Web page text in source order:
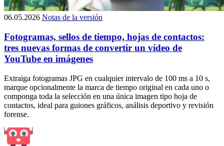
06.05.2026 Notas de la versión
tres nuevas formas de convertir un vídeo de
YouTube en imágenes
marque opcionalmente la marca de tiempo original en cada uno o
componga toda la selección en una única imagen tipo hoja de
contactos, ideal para guiones gráficos, análisis deportivo y revisión
forense.